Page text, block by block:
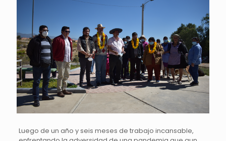
Luego de un año y seis meses de trabajo incansable,